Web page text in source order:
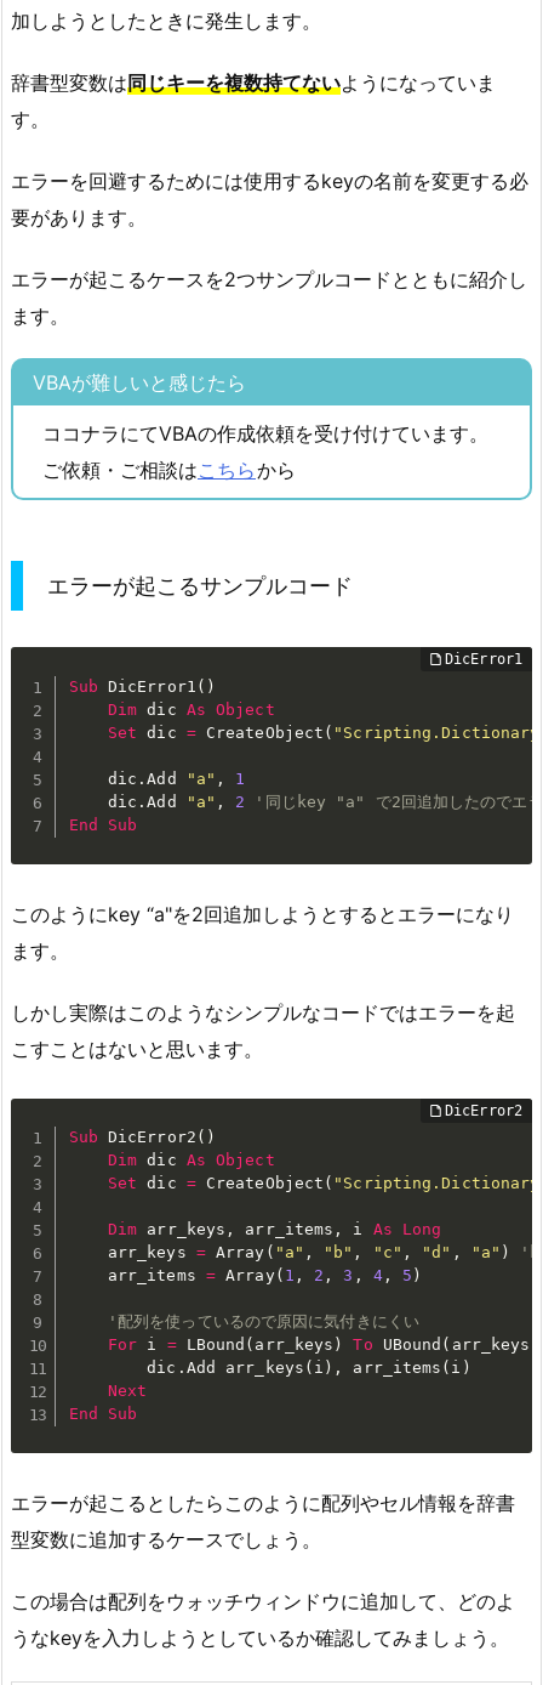
加しようとしたときに発生します。
辞書型変数は同じキーを複数持てないようになっていま
す。
エラーを回避するためには使用するkeyの名前を変更する必
要があります。
エラーが起こるケースを2つサンプルコードとともに紹介し
ます。
VBAが難しいと感じたら
ココナラにてVBAの作成依頼を受け付けています。
ご依頼・ご相談はこちらから
エラーが起こるサンプルコード
Sub DicError1 ( )
Dim dic As
Object
Set dic = CreateObject (
    dic
.Add "a" ,
1
    dic
.Add "a" , 2
'同じkey "a" で2回追加したのでエラ
End
Sub
このようにkey “a"を2回追加しようとするとエラーになり
ます。
しかし実際はこのようなシンプルなコードではエラーを起
こすことはないと思います。
Sub DicError2 ( )
Dim dic As
Object
Set dic = CreateObject (
Dim arr_keys , arr_items , i As
Long
    arr_keys
= Array ( "a" , "b" , "c" , "d" , "a" )
    arr_items
= Array( 1 , 2 , 3 , 4, 5 )
'配列を使っているので原因に気付きにくい
For i = LBound ( arr_keys ) To UBound ( arr_keys
        dic
. Add arr_keys ( i ) , arr_items ( i )
Next
End
Sub
エラーが起こるとしたらこのように配列やセル情報を辞書
型変数に追加するケースでしょう。
この場合は配列をウォッチウィンドウに追加して、どのよ
うなkeyを入力しようとしているか確認してみましょう。